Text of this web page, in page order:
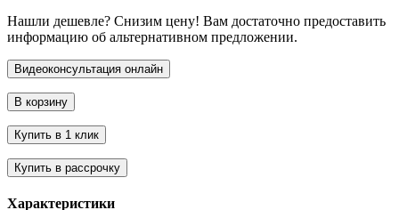
Нашли дешевле? Снизим цену! Вам достаточно предоставить
информацию об альтернативном предложении.
Характеристики